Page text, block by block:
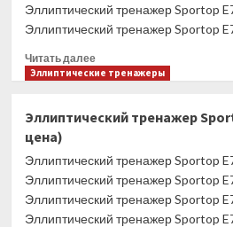
Эллиптический тренажер Sportop
Эллиптический тренажер Sportop
Читать далееПрочитать
больше
тренажер
E770-
SMART
(Лучшая
цена)
Эллиптические тренажеры
Эллиптический тренажер
цена)
Эллиптический тренажер Sportop
Эллиптический тренажер Sportop
Эллиптический тренажер Sportop
Эллиптический тренажер Sportop